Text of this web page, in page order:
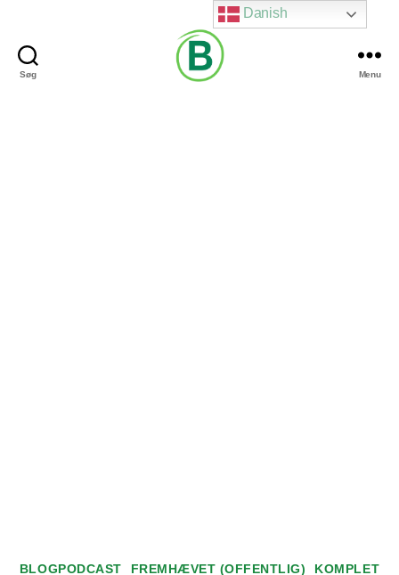
Søg Menu
Kategorier
BLOGPODCAST FREMHÆVET (OFFENTLIG)
KOMPLET
Danish